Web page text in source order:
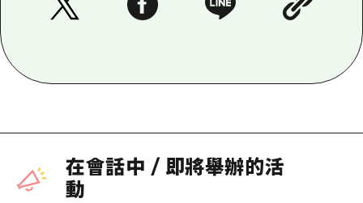
在會話中 / 即將舉辦的活
動